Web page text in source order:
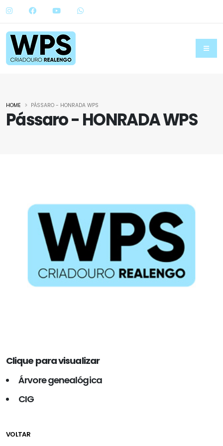
Pássaro - HONRADA WPS
HOME PÁSSARO - HONRADA WPS
Clique para visualizar
Árvore genealógica
CIG
VOLTAR